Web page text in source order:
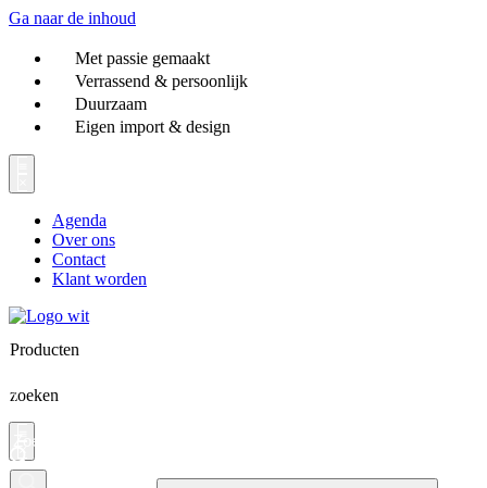
Ga naar de inhoud
Met passie gemaakt
Verrassend & persoonlijk
Duurzaam
Eigen import & design
Agenda
Over ons
Contact
Klant worden
Producten
zoeken